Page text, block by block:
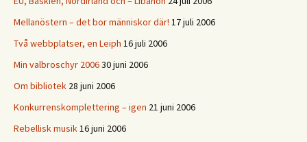
Mellanöstern – det bor människor där! 17 juli 2006
Två webbplatser, en Leiph 16 juli 2006
Min valbroschyr 200630 juni 2006
Om bibliotek 28 juni 2006
Konkurrenskomplettering – igen 21 juni 2006
Rebellisk musik16 juni 2006